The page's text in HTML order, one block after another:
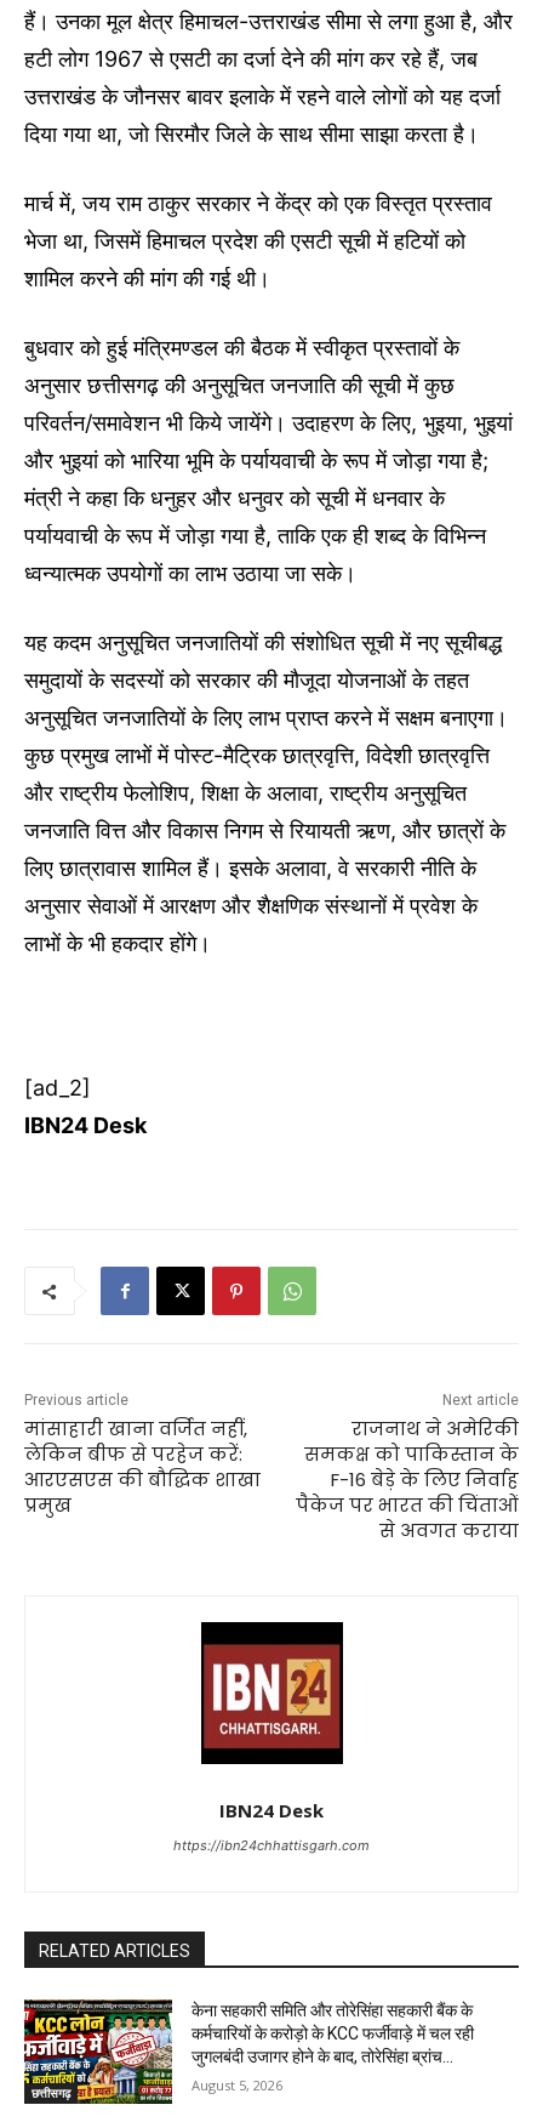
हैं। उनका मूल क्षेत्र हिमाचल-उत्तराखंड सीमा से लगा हुआ है, और
हटी लोग 1967 से एसटी का दर्जा देने की मांग कर रहे हैं, जब
उत्तराखंड के जौनसर बावर इलाके में रहने वाले लोगों को यह दर्जा
दिया गया था, जो सिरमौर जिले के साथ सीमा साझा करता है।
मार्च में, जय राम ठाकुर सरकार ने केंद्र को एक विस्तृत प्रस्ताव
भेजा था, जिसमें हिमाचल प्रदेश की एसटी सूची में हटियों को
शामिल करने की मांग की गई थी।
बुधवार को हुई मंत्रिमण्डल की बैठक में स्वीकृत प्रस्तावों के
अनुसार छत्तीसगढ़ की अनुसूचित जनजाति की सूची में कुछ
परिवर्तन/समावेशन भी किये जायेंगे। उदाहरण के लिए, भुइया, भुइयां
और भुइयां को भारिया भूमि के पर्यायवाची के रूप में जोड़ा गया है;
मंत्री ने कहा कि धनुहर और धनुवर को सूची में धनवार के
पर्यायवाची के रूप में जोड़ा गया है, ताकि एक ही शब्द के विभिन्न
ध्वन्यात्मक उपयोगों का लाभ उठाया जा सके।
यह कदम अनुसूचित जनजातियों की संशोधित सूची में नए सूचीबद्ध
समुदायों के सदस्यों को सरकार की मौजूदा योजनाओं के तहत
अनुसूचित जनजातियों के लिए लाभ प्राप्त करने में सक्षम बनाएगा।
कुछ प्रमुख लाभों में पोस्ट-मैट्रिक छात्रवृत्ति, विदेशी छात्रवृत्ति
और राष्ट्रीय फेलोशिप, शिक्षा के अलावा, राष्ट्रीय अनुसूचित
जनजाति वित्त और विकास निगम से रियायती ऋण, और छात्रों के
लिए छात्रावास शामिल हैं। इसके अलावा, वे सरकारी नीति के
अनुसार सेवाओं में आरक्षण और शैक्षणिक संस्थानों में प्रवेश के
लाभों के भी हकदार होंगे।
[ad_2]
IBN24 Desk
Previous article
मांसाहारी खाना वर्जित नहीं,
लेकिन बीफ से परहेज करें:
आरएसएस की बौद्धिक शाखा
प्रमुख
Next article
राजनाथ ने अमेरिकी
समकक्ष को पाकिस्तान के
F-16 बेड़े के लिए निर्वाह
पैकेज पर भारत की चिंताओं
से अवगत कराया
IBN24 Desk
https://ibn24chhattisgarh.com
RELATED ARTICLES
छत्तीसगढ़
केना सहकारी समिति और तोरेसिंहा सहकारी बैंक के
कर्मचारियों के करोड़ो के KCC फर्जीवाड़े में चल रही
जुगलबंदी उजागर होने के बाद, तोरेसिंहा ब्रांच...
August 5, 2026